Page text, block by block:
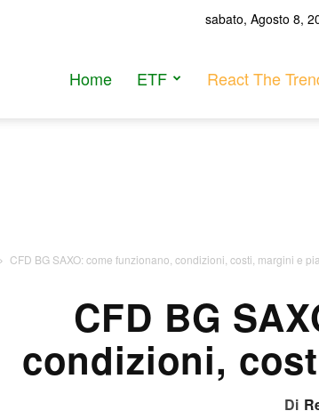
sabato, Agosto 8,
Home ETF React The
CFD BG SAXO: come funzionano, condizioni, costi, margini e
CFD BG
condizioni,
Di